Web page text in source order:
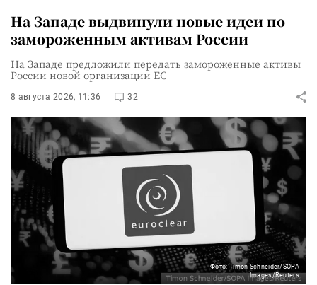
На Западе выдвинули новые идеи по
замороженным активам России
На Западе предложили передать замороженные активы
России новой организации ЕС
8 августа 2026, 11:36 32
Фото: Timon Schneider/SOPA
Images/Reuters